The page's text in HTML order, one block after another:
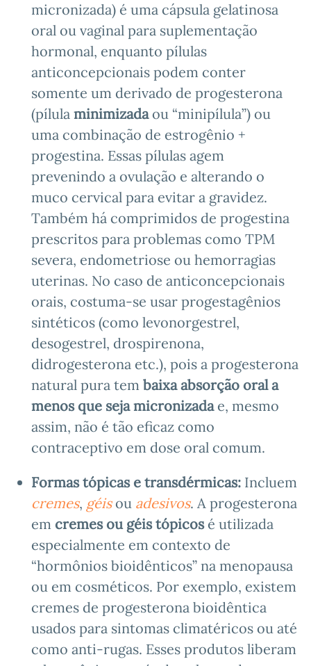
micronizada) é uma cápsula gelatinosa
oral ou vaginal para suplementação
hormonal, enquanto pílulas
anticoncepcionais podem conter
somente um derivado de progesterona
(pílula minimizadaou “minipílula”) ou
uma combinação de estrogênio +
progestina. Essas pílulas agem
prevenindo a ovulação e alterando o
muco cervical para evitar a gravidez.
Também há comprimidos de progestina
prescritos para problemas como TPM
severa, endometriose ou hemorragias
uterinas. No caso de anticoncepcionais
orais, costuma-se usar progestagênios
sintéticos (como levonorgestrel,
desogestrel, drospirenona,
didrogesterona etc.), pois a progesterona
natural pura tem baixa absorção oral a
menos que seja micronizadae, mesmo
assim, não é tão eficaz como
contraceptivo em dose oral comum.
Formas tópicas e transdérmicas: Incluem
cremes, géisou adesivos. A progesterona
em cremes ou géis tópicosé utilizada
especialmente em contexto de
“hormônios bioidênticos” na menopausa
ou em cosméticos. Por exemplo, existem
cremes de progesterona bioidêntica
usados para sintomas climatéricos ou até
como anti-rugas. Esses produtos liberam